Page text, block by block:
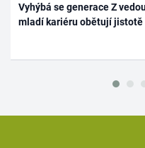
Vyhýbá se generace Z
mladí kariéru obětují jistotě